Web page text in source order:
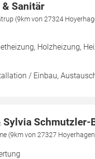
Sanitär
(9km von 27324
Holzheizung,
/ Einbau,
Schmutzler-
(9km von 27327